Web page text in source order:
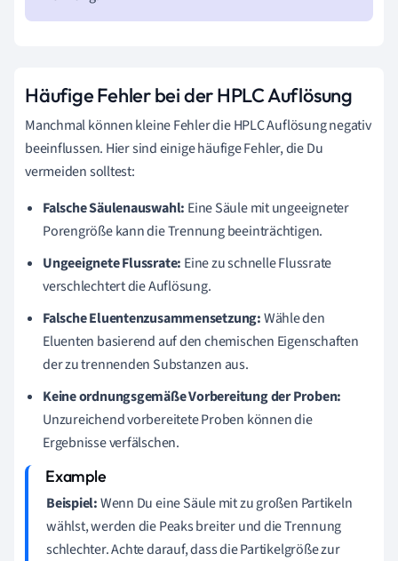
Häufige Fehler bei der HPLC Auflösung
Manchmal können kleine Fehler die HPLC Auflösung negativ
beeinflussen. Hier sind einige häufige Fehler, die Du
vermeiden solltest:
Falsche Säulenauswahl: Eine Säule mit ungeeigneter
Porengröße kann die Trennung beeinträchtigen.
Ungeeignete Flussrate: Eine zu schnelle Flussrate
verschlechtert die Auflösung.
Falsche Eluentenzusammensetzung:Wähle den
Eluenten basierend auf den chemischen Eigenschaften
der zu trennenden Substanzen aus.
Keine ordnungsgemäße Vorbereitung der Proben:
Unzureichend vorbereitete Proben können die
Ergebnisse verfälschen.
Beispiel:Wenn Du eine Säule mit zu großen Partikeln
wählst, werden die Peaks breiter und die Trennung
schlechter. Achte darauf, dass die Partikelgröße zur